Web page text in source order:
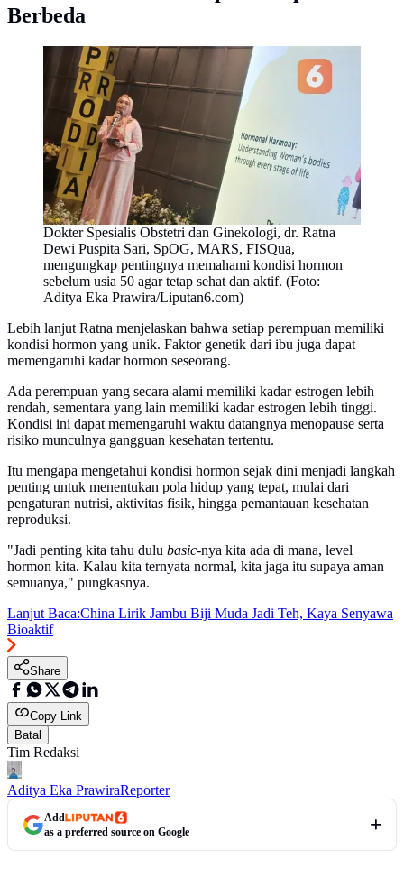
Berbeda
Dokter Spesialis Obstetri dan Ginekologi, dr. Ratna
Dewi Puspita Sari, SpOG, MARS, FISQua,
mengungkap pentingnya memahami kondisi hormon
sebelum usia 50 agar tetap sehat dan aktif. (Foto:
Aditya Eka Prawira/Liputan6.com)
Lebih lanjut Ratna menjelaskan bahwa setiap perempuan memiliki
kondisi hormon yang unik. Faktor genetik dari ibu juga dapat
memengaruhi kadar hormon seseorang.
Ada perempuan yang secara alami memiliki kadar estrogen lebih
rendah, sementara yang lain memiliki kadar estrogen lebih tinggi.
Kondisi ini dapat memengaruhi waktu datangnya menopause serta
risiko munculnya gangguan kesehatan tertentu.
Itu mengapa mengetahui kondisi hormon sejak dini menjadi langkah
penting untuk menentukan pola hidup yang tepat, mulai dari
pengaturan nutrisi, aktivitas fisik, hingga pemantauan kesehatan
reproduksi.
"Jadi penting kita tahu dulu basic-nya kita ada di mana, level
hormon kita. Kalau kita ternyata normal, kita jaga itu supaya aman
semuanya," pungkasnya.
Lanjut Baca:China Lirik Jambu Biji Muda Jadi Teh, Kaya Senyawa
Bioaktif
Share
Copy Link
Batal
Tim Redaksi
Aditya Eka PrawiraReporter
Add
as a preferred source on Google